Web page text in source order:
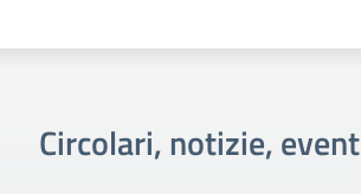
Circolari, notizie,